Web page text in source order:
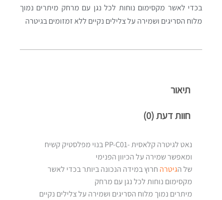
בכדי לאשר מקסימום נוחות לכל נגן עם מרחק מיתרים נמוך
מלוח הסריגים ושמירה על צלילים נקיים ללא זמזומים בגיטרה
תיאור
חוות דעת (0)
נאט לגיטרה קלאסית -PP-C01 בנוי מפלסטיק קשיח
ומאפשר שמירה על הכיוון הפנימי
של הגיטרה חרוץ במידה הנכונה ביותר בכדי לאשר
מקסימום נוחות לכל נגן עם מרחק
מיתרים נמוך מלוח הסריגים ושמירה על צלילים נקיים